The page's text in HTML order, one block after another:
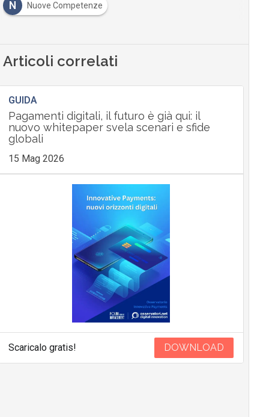
N Nuove Competenze
Articoli correlati
GUIDA
Pagamenti digitali, il futuro è già qui: il
nuovo whitepaper svela scenari e sfide
globali
15 Mag 2026
Scaricalo gratis! DOWNLOAD